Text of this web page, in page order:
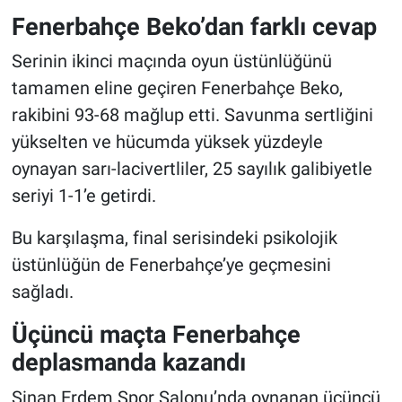
Fenerbahçe Beko’dan farklı cevap
Serinin ikinci maçında oyun üstünlüğünü
tamamen eline geçiren Fenerbahçe Beko,
rakibini 93-68 mağlup etti. Savunma sertliğini
yükselten ve hücumda yüksek yüzdeyle
oynayan sarı-lacivertliler, 25 sayılık galibiyetle
seriyi 1-1’e getirdi.
Bu karşılaşma, final serisindeki psikolojik
üstünlüğün de Fenerbahçe’ye geçmesini
sağladı.
Üçüncü maçta Fenerbahçe
deplasmanda kazandı
Sinan Erdem Spor Salonu’nda oynanan üçüncü